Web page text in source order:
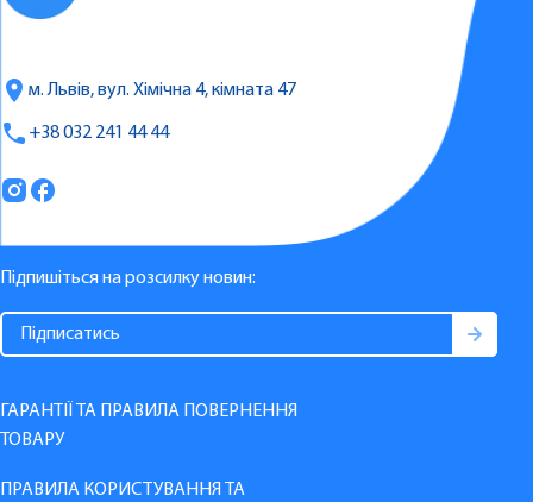
м. Львів, вул. Хімічна 4, кімната 47
+38 032 241 44 44
Підпишіться на розсилку новин:
ГАРАНТІЇ ТА ПРАВИЛА ПОВЕРНЕННЯ
ТОВАРУ
ПРАВИЛА КОРИСТУВАННЯ ТА